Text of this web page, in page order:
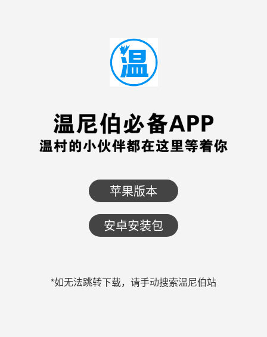
苹果版本
安卓安装包
*如无法跳转下载，请手动搜索温尼伯站